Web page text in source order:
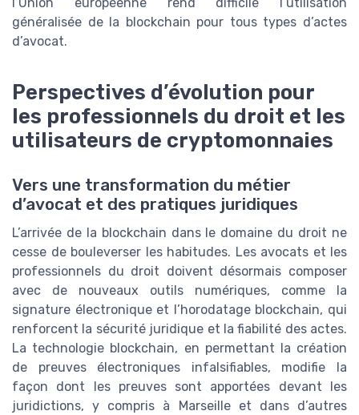
généralisée de la blockchain pour tous types d’actes
d’avocat.
Perspectives d’évolution pour
les professionnels du droit et les
utilisateurs de cryptomonnaies
Vers une transformation du métier
d’avocat et des pratiques juridiques
L’arrivée de la blockchain dans le domaine du droit ne
cesse de bouleverser les habitudes. Les avocats et les
professionnels du droit doivent désormais composer
avec de nouveaux outils numériques, comme la
signature électronique et l’horodatage blockchain, qui
renforcent la sécurité juridique et la fiabilité des actes.
La technologie blockchain, en permettant la création
de preuves électroniques infalsifiables, modifie la
façon dont les preuves sont apportées devant les
juridictions, y compris à Marseille et dans d’autres